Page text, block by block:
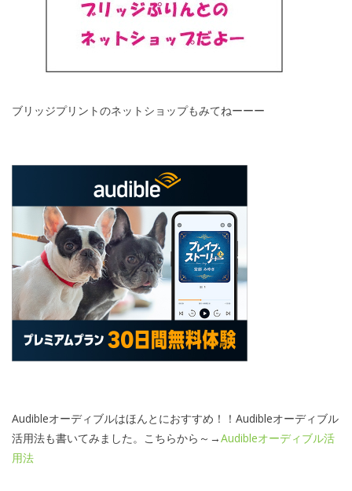
ブリッジプリントのネットショップもみてねーーー
Audibleオーディブルはほんとにおすすめ！！Audibleオーディブル
活用法も書いてみました。こちらから～→Audibleオーディブル活
用法